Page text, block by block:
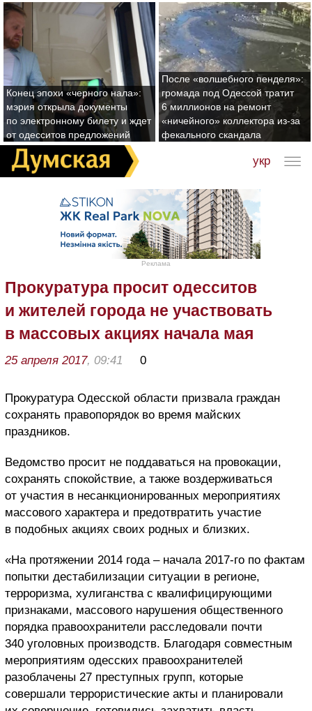
Конец эпохи «черного нала»:
мэрия открыла документы
по электронному билету и ждет
от одесситов предложений
После «волшебного пенделя»:
громада под Одессой тратит
6 миллионов на ремонт
«ничейного» коллектора из-за
фекального скандала
укр
Реклама
Прокуратура просит одесситов
и жителей города не участвовать
в массовых акциях начала мая
25 апреля 2017, 09:41 0
Прокуратура Одесской области призвала граждан
сохранять правопорядок во время майских
праздников.
Ведомство просит не поддаваться на провокации,
сохранять спокойствие, а также воздерживаться
от участия в несанкционированных мероприятиях
массового характера и предотвратить участие
в подобных акциях своих родных и близких.
«На протяжении 2014 года – начала 2017-го по фактам
попытки дестабилизации ситуации в регионе,
терроризма, хулиганства с квалифицирующими
признаками, массового нарушения общественного
порядка правоохранители расследовали почти
340 уголовных производств. Благодаря совместным
мероприятиям одесских правоохранителей
разоблачены 27 преступных групп, которые
совершали террористические акты и планировали